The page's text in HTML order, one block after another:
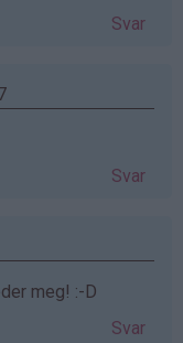
Svar
Svar
meg! :-D
Svar